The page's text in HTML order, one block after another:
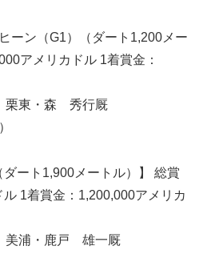
ーン（G1）（ダート1,200メー
アメリカドル 1着賞金：
栗東・森 秀行厩
ダート1,900メートル）】 総賞
1着賞金：1,200,000アメリカ
美浦・鹿戸 雄一厩